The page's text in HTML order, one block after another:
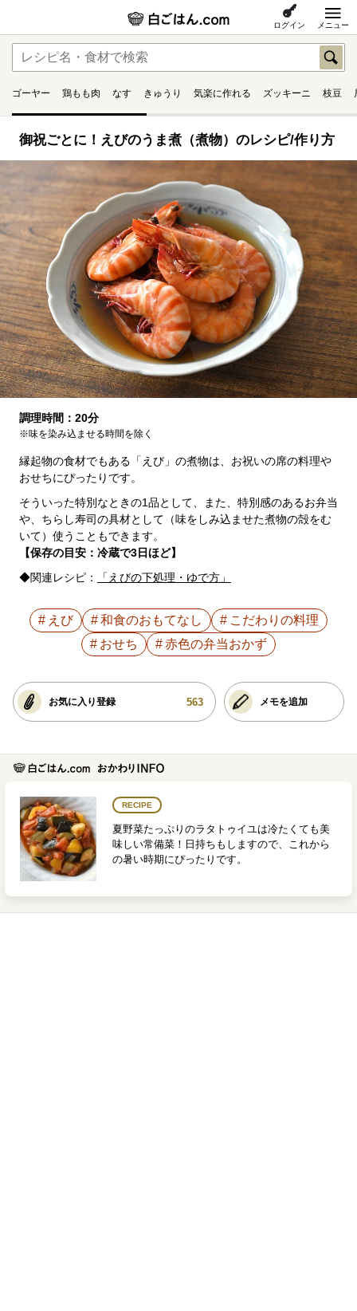
ログイン メニュー
ゴーヤー 鶏もも肉 なす きゅうり 気楽に作れる ズッキーニ 枝豆
御祝ごとに！えびのうま煮（煮物）のレシピ/作り方
調理時間：20分
※味を染み込ませる時間を除く
縁起物の食材でもある「えび」の煮物は、お祝いの席の料理や
おせちにぴったりです。
そういった特別なときの1品として、また、特別感のあるお弁当
や、ちらし寿司の具材として（味をしみ込ませた煮物の殻をむ
いて）使うこともできます。
【保存の目安：冷蔵で3日ほど】
◆関連レシピ：
「えびの下処理・ゆで方」
えび 和食のおもてなし
こだわりの料理
おせち
赤色の弁当おかず
お気に入り登録 563 メモを追加
RECIPE
夏野菜たっぷりのラタトゥイユは冷たくても美
味しい常備菜！日持ちもしますので、これから
の暑い時期にぴったりです。